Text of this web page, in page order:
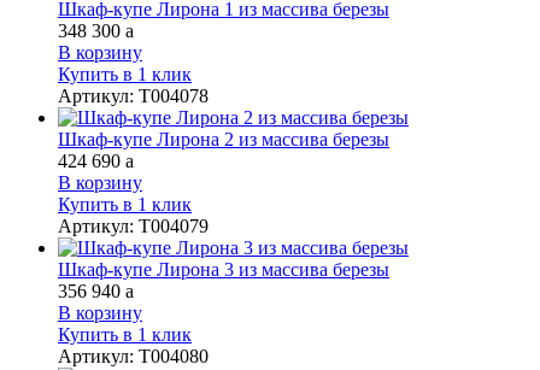
Шкаф-купе Лирона 1 из массива березы
348 300 a
В корзину
Купить в 1 клик
Артикул: Т004078
Шкаф-купе Лирона 2 из массива березы
424 690 a
В корзину
Купить в 1 клик
Артикул: Т004079
Шкаф-купе Лирона 3 из массива березы
356 940 a
В корзину
Купить в 1 клик
Артикул: Т004080